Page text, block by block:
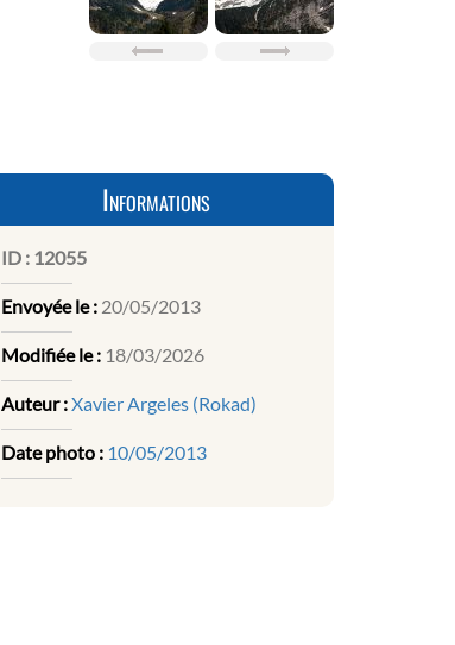
Informations
ID : 12055
Envoyée le : 20/05/2013
Modifiée le : 18/03/2026
Auteur :Xavier Argeles (Rokad)
Date photo : 10/05/2013